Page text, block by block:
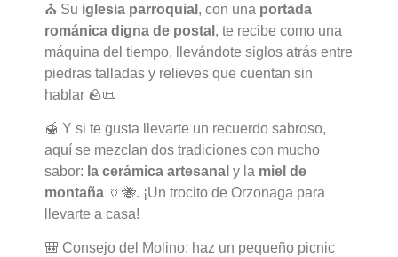
⛪ Su iglesia parroquial , con una portada
románica digna de postal , te recibe como una
máquina del tiempo, llevándote siglos atrás entre
piedras talladas y relieves que cuentan sin
hablar 🪨📜
🍯 Y si te gusta llevarte un recuerdo sabroso,
aquí se mezclan dos tradiciones con mucho
sabor: la cerámica artesanal y la miel de
montaña 🏺🐝. ¡Un trocito de Orzonaga para
llevarte a casa!
🎒 Consejo del Molino: haz un pequeño picnic